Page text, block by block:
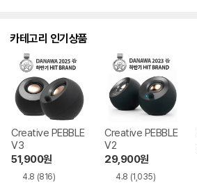
카테고리 인기상품
Creative PEBBLE
V3
51,900원
4.8 (816)
Creative PEBBLE
V2
29,900원
4.8 (1,035)